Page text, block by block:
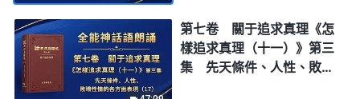
第七卷 關于追求真理《怎
樣追求真理（十一）》第三
集 先天條件、人性、敗壞